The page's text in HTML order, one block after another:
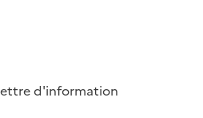
d'information